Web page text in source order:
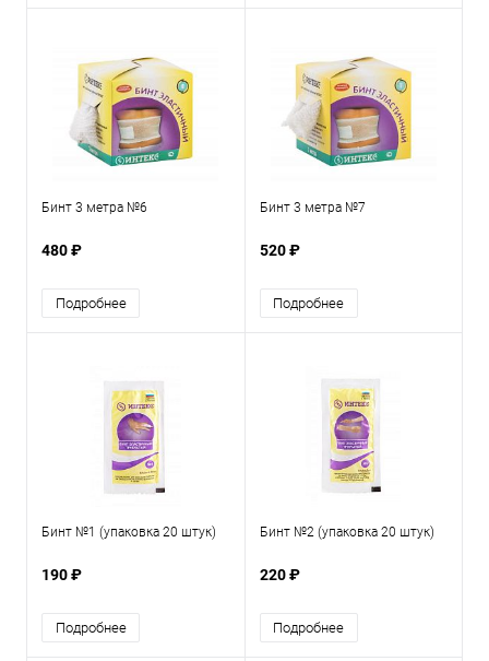
Бинт 3 метра №6
480 ₽
Подробнее
Бинт 3 метра №7
520 ₽
Подробнее
Бинт №1 (упаковка 20 штук)
190 ₽
Подробнее
Бинт №2 (упаковка 20 штук)
220 ₽
Подробнее